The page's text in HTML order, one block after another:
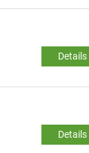
Details
Details